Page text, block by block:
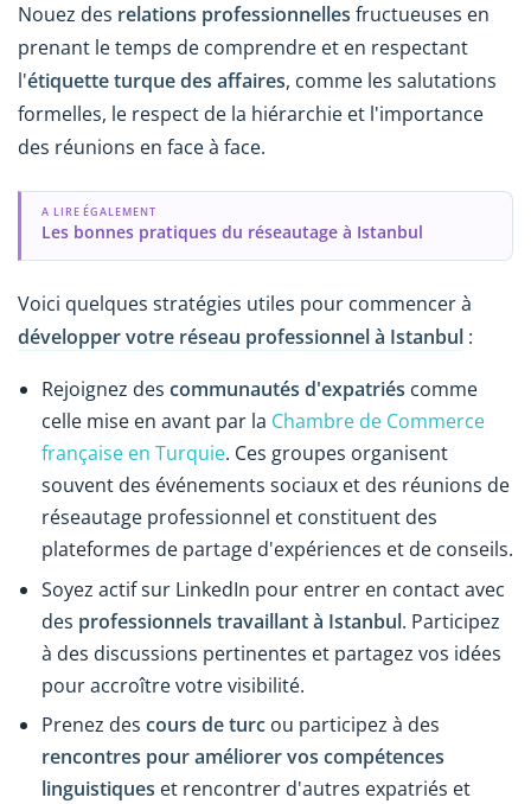
Nouez des relations professionnelles fructueuses en
prenant le temps de comprendre et en respectant
l'étiquette turque des affaires, comme les salutations
formelles, le respect de la hiérarchie et l'importance
des réunions en face à face.
A LIRE ÉGALEMENT
Les bonnes pratiques du réseautage à Istanbul
Voici quelques stratégies utiles pour commencer à
développer votre réseau professionnel à Istanbul :
Rejoignez des communautés d'expatriés comme
celle mise en avant par la Chambre de Commerce
française en Turquie. Ces groupes organisent
souvent des événements sociaux et des réunions de
réseautage professionnel et constituent des
plateformes de partage d'expériences et de conseils.
Soyez actif sur LinkedIn pour entrer en contact avec
des professionnels travaillant à Istanbul. Participez
à des discussions pertinentes et partagez vos idées
pour accroître votre visibilité.
Prenez des cours de turc ou participez à des
rencontres pour améliorer vos compétences
linguistiques et rencontrer d'autres expatriés et